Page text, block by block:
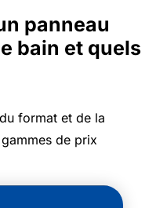
panneau
bain et quels
format et de la
de prix